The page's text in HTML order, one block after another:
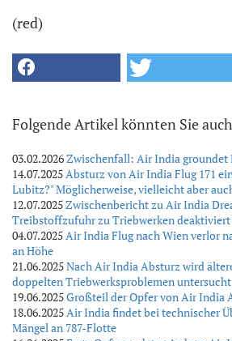
(red)
Folgende Artikel könnten Sie
03.02.2026Zwischenfall: Air India groundet
14.07.2025Absturz von Air India Flug 171
Lubitz?" Möglicherweise, vielleicht aber
12.07.2025Zwischenbericht zu Air India
Treibstoffzufuhr zu Triebwerken deaktiviert
04.07.2025Air India Flug nach Wien verlor
an Höhe
21.06.2025Nach Air India Absturz wird
doppelten Triebwerksproblemen untersucht
19.06.2025Großteil der Opfer von Air India
18.06.2025Air India findet bei technischer
Mängel an 787-Flotte